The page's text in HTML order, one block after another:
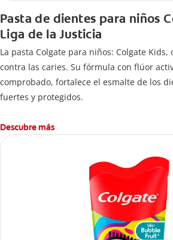
Pasta de dientes para niños
Liga de la Justicia
La pasta Colgate para niños: Colgate Kids,
contra las caries. Su fórmula con flúor
comprobado, fortalece el esmalte de los
fuertes y protegidos.
Descubre más